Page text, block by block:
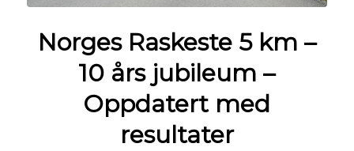
Norges Raskeste 5 km –
10 års jubileum –
Oppdatert med
resultater